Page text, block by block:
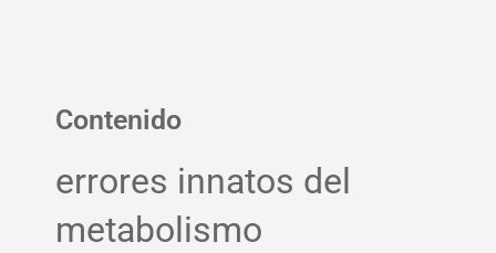
Contenido
errores innatos del
metabolismo